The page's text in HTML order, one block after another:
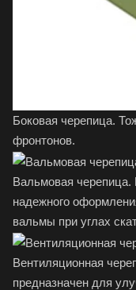
Боковая черепица.
фронтонов.
Вальмовая черепица.
надежного
вальмы при углах
Вентиляционная
предназначен для